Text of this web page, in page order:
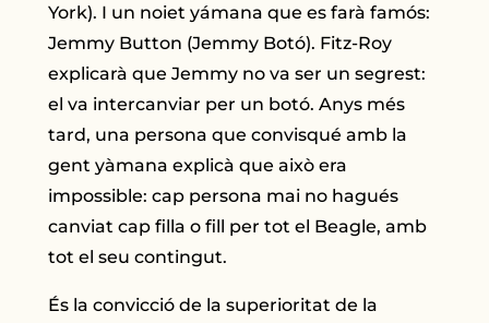
York). I un noiet yámana que es farà famós:
Jemmy Button (Jemmy Botó). Fitz-Roy
explicarà que Jemmy no va ser un segrest:
el va intercanviar per un botó. Anys més
tard, una persona que convisqué amb la
gent yàmana explicà que això era
impossible: cap persona mai no hagués
canviat cap filla o fill per tot el Beagle, amb
tot el seu contingut.
És la convicció de la superioritat de la